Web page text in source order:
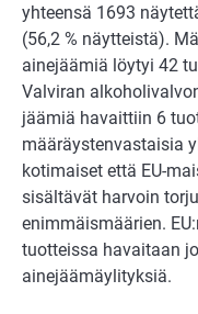
yhteensä 1693
(56,2 % näytteistä).
ainejäämiä löytyi 42
Valviran
jäämiä havaittiin 6
määräystenvastaisia
kotimaiset että EU-
sisältävät harvoin
enimmäismäärien.
tuotteissa havaitaan
ainejäämäylityksiä.